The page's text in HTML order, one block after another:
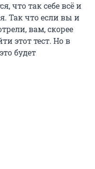
что так себе всё и
Так что если вы и
вам, скорее
этот тест. Но в
будет